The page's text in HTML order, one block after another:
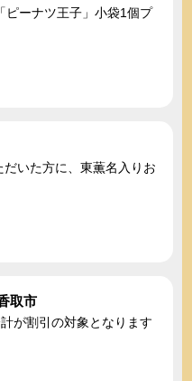
ピーナツ王子」小袋1個プ
いた方に、東薫名入りお
取市
が割引の対象となります